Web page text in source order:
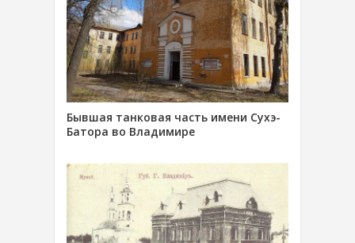
Бывшая танковая часть имени Сухэ-
Батора во Владимире